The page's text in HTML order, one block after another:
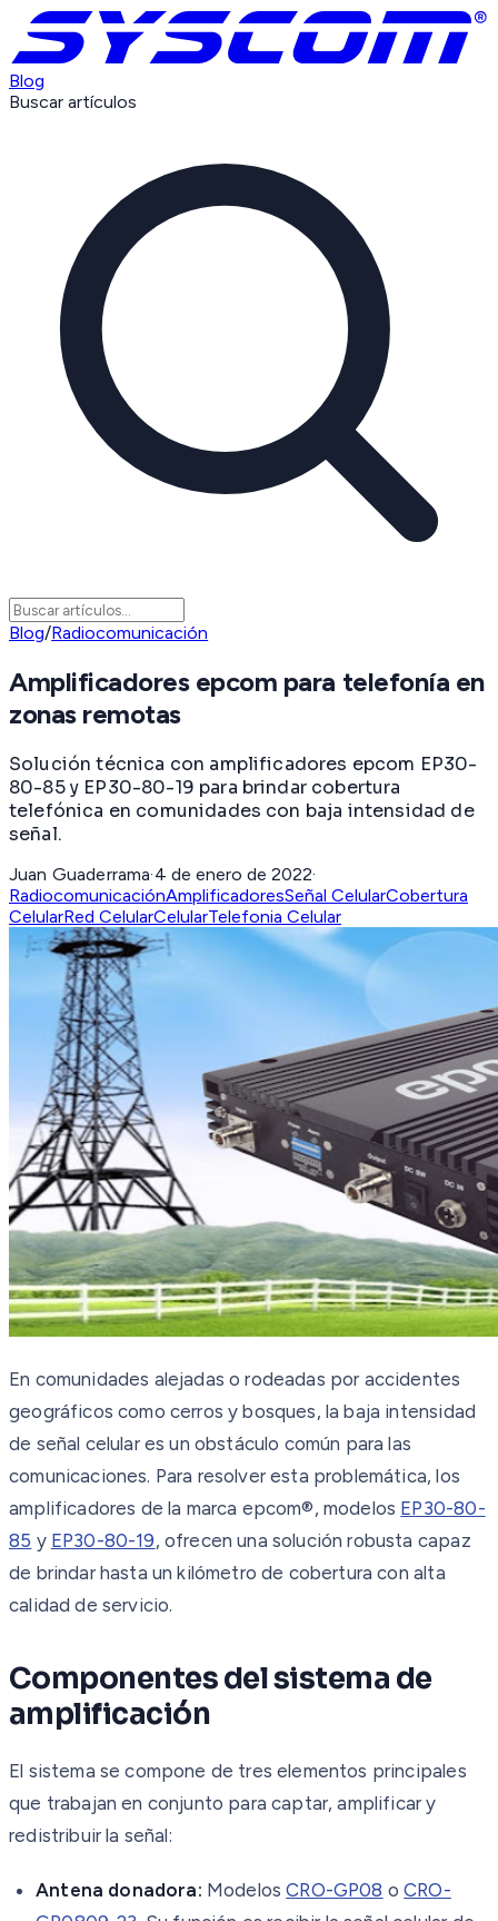
Blog
Buscar artículos
Blog/Radiocomunicación
Amplificadores epcom para telefonía en
zonas remotas
Solución técnica con amplificadores epcom EP30-
80-85 y EP30-80-19 para brindar cobertura
telefónica en comunidades con baja intensidad de
señal.
Juan Guaderrama·4 de enero de 2022·
RadiocomunicaciónAmplificadoresSeñal CelularCobertura
CelularRed CelularCelularTelefonia Celular
En comunidades alejadas o rodeadas por accidentes
geográficos como cerros y bosques, la baja intensidad
de señal celular es un obstáculo común para las
comunicaciones. Para resolver esta problemática, los
amplificadores de la marca epcom®, modelos EP30-80-
85 y EP30-80-19, ofrecen una solución robusta capaz
de brindar hasta un kilómetro de cobertura con alta
calidad de servicio.
Componentes del sistema de
amplificación
El sistema se compone de tres elementos principales
que trabajan en conjunto para captar, amplificar y
redistribuir la señal:
Antena donadora: ModelosCRO-GP08 oCRO-